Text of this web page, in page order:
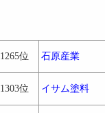
1265位 石原産業
1303位 イサム塗料